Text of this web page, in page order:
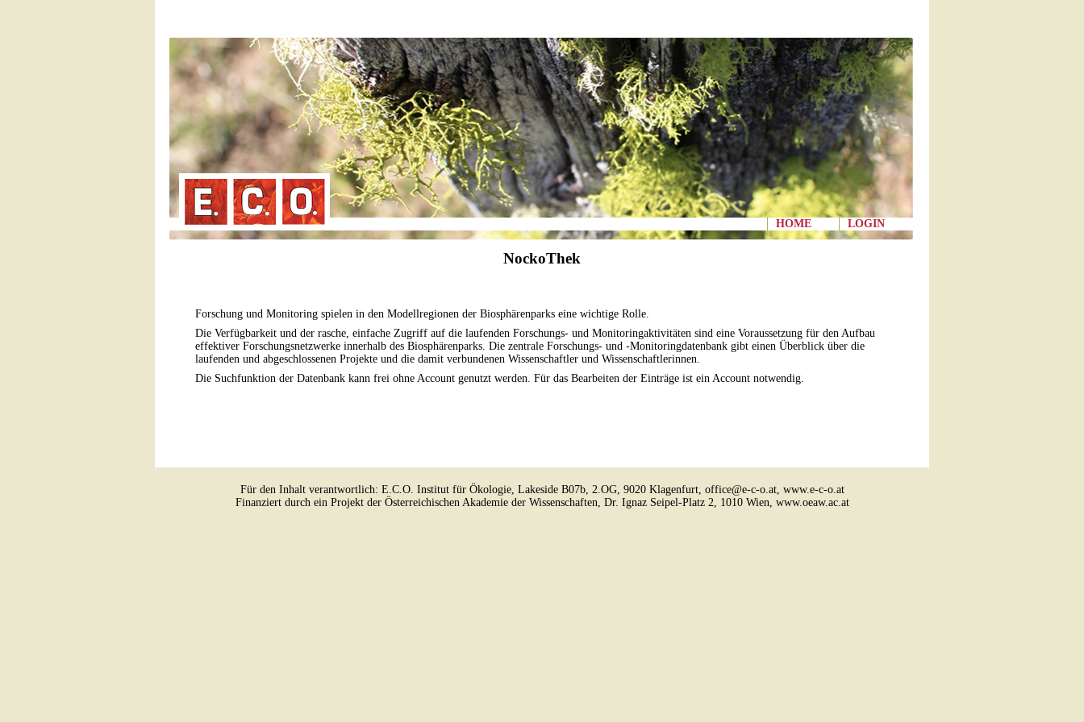
HOME LOGIN
NockoThek
Forschung und Monitoring spielen in den Modellregionen der Biosphärenparks eine wichtige Rolle.
Die Verfügbarkeit und der rasche, einfache Zugriff auf die laufenden Forschungs- und Monitoringaktivitäten sind eine Voraussetzung für den Aufbau
effektiver Forschungsnetzwerke innerhalb des Biosphärenparks. Die zentrale Forschungs- und -Monitoringdatenbank gibt einen Überblick über die
laufenden und abgeschlossenen Projekte und die damit verbundenen Wissenschaftler und Wissenschaftlerinnen.
Die Suchfunktion der Datenbank kann frei ohne Account genutzt werden. Für das Bearbeiten der Einträge ist ein Account notwendig.
Für den Inhalt verantwortlich: E.C.O. Institut für Ökologie, Lakeside B07b, 2.OG, 9020 Klagenfurt, office@e-c-o.at, www.e-c-o.at
Finanziert durch ein Projekt der Österreichischen Akademie der Wissenschaften, Dr. Ignaz Seipel-Platz 2, 1010 Wien, www.oeaw.ac.at